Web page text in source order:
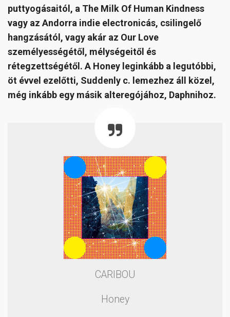
puttyogásaitól, a The Milk Of Human Kindness
vagy az Andorra indie electronicás, csilingelő
hangzásától, vagy akár az Our Love
személyességétől, mélységeitől és
rétegzettségétől. A Honey leginkább a legutóbbi,
öt évvel ezelőtti, Suddenly c. lemezhez áll közel,
még inkább egy másik alteregójához, Daphnihoz.
CARIBOU
Honey